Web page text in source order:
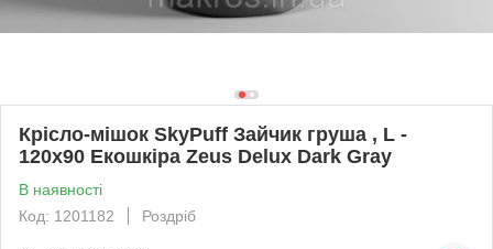
Крісло-мішок SkyPuff Зайчик груша , L -
120х90 Екошкіра Zeus Delux Dark Gray
В наявності
Код: 1201182
Роздріб